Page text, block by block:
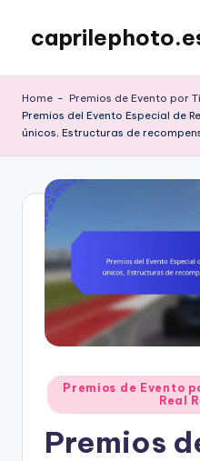
content
Home - Premios de Evento por
Premios del Evento Especial de
únicos, Estructuras de
Posted
in
Premios de Evento
Real
Premios